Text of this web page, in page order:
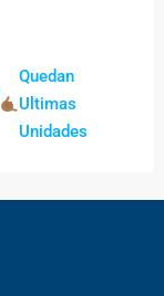
Quedan
Ultimas
Unidades